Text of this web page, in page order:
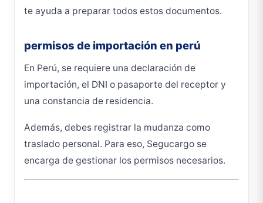
te ayuda a preparar todos estos documentos.
permisos de importación en perú
En Perú, se requiere una declaración de
importación, el DNI o pasaporte del receptor y
una constancia de residencia.
Además, debes registrar la mudanza como
traslado personal. Para eso, Segucargo se
encarga de gestionar los permisos necesarios.